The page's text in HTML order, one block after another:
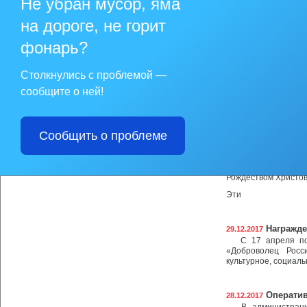
Не убран мусор, яма
на дороге, не горит
фонарь?
Столкнулись с проблемой —
сообщите о ней!
Сообщить о проблеме
Рождеством
Эти
29.12.2017
С 17 апреля по
«Доброволец
культурное,
28.12.2017